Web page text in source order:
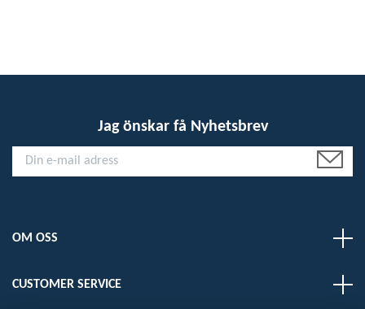
Jag önskar få Nyhetsbrev
OM OSS
CUSTOMER SERVICE